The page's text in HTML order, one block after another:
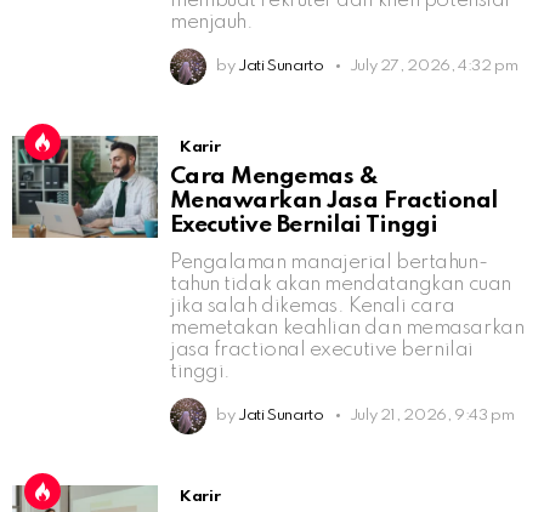
menjauh.
by Jati Sunarto July 27, 2026, 4:32 pm
Karir
Cara Mengemas &
Menawarkan Jasa Fractional
Executive Bernilai Tinggi
Pengalaman manajerial bertahun-
tahun tidak akan mendatangkan cuan
jika salah dikemas. Kenali cara
memetakan keahlian dan memasarkan
jasa fractional executive bernilai
tinggi.
by Jati Sunarto July 21, 2026, 9:43 pm
Karir